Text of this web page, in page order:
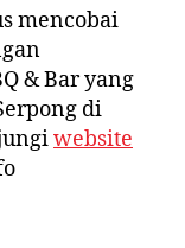
mencobai
& Bar yang
di
website